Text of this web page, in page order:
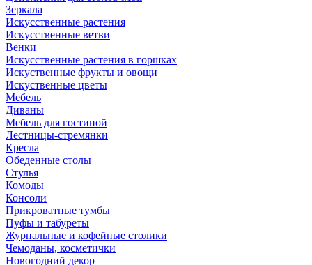
Зеркала
Искусственные растения
Искусственные ветви
Венки
Искусственные растения в горшках
Искуственные фрукты и овощи
Искуственные цветы
Мебель
Диваны
Мебель для гостиной
Лестницы-стремянки
Кресла
Обеденные столы
Стулья
Комоды
Консоли
Прикроватные тумбы
Пуфы и табуреты
Журнальные и кофейные столики
Чемоданы, косметички
Новогодний декор